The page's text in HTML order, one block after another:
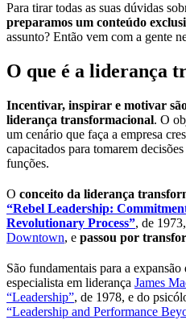
Para tirar todas as suas dúvidas
preparamos um conteúdo
assunto? Então vem com a gente
O que é a liderança
Incentivar, inspirar e motivar
liderança transformacional. O
um cenário que faça a empresa
capacitados para tomarem
funções.
O conceito da liderança
“Rebel Leadership:
Revolutionary Process”, de
Downtown, e passou por
São fundamentais para a
especialista em liderança James
“Leadership”, de 1978, e do
“Leadership and Performance